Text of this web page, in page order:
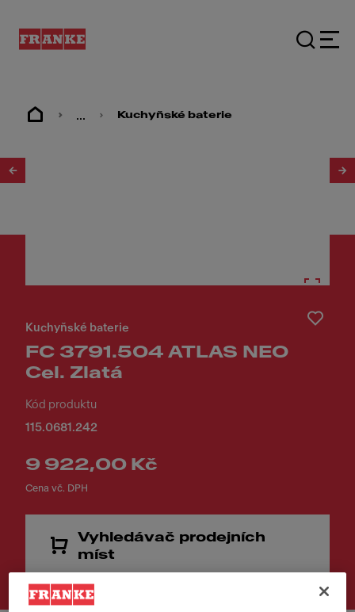
... Kuchyňské baterie
Kuchyňské baterie
FC 3791.504 ATLAS NEO
Cel. Zlatá
Kód produktu
115.0681.242
9 922,00 Kč
Cena vč. DPH
Vyhledávač prodejních
míst